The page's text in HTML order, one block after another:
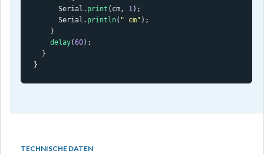
      Serial.
print (cm, 1);
      Serial.
println( " cm" );
    }
delay(60);
  }
}
TECHNISCHE DATEN